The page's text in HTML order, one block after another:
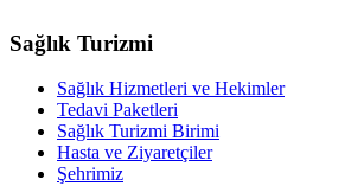
Sağlık Turizmi
Sağlık Hizmetleri ve Hekimler
Tedavi Paketleri
Sağlık Turizmi Birimi
Hasta ve Ziyaretçiler
Şehrimiz